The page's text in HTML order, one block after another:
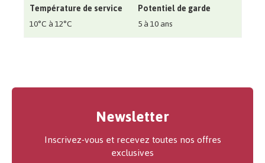
Température de service
10°C à 12°C
Potentiel de garde
5 à 10 ans
Newsletter
Inscrivez-vous et recevez toutes nos offres
exclusives